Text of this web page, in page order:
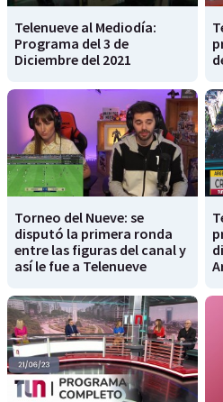
Telenueve al Mediodía:
Programa del 3 de
Diciembre del 2021
Torneo del Nueve: se
disputó la primera ronda
entre las figuras del canal y
así le fue a Telenueve